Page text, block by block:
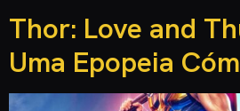
Thor: Love and
Uma Epopeia